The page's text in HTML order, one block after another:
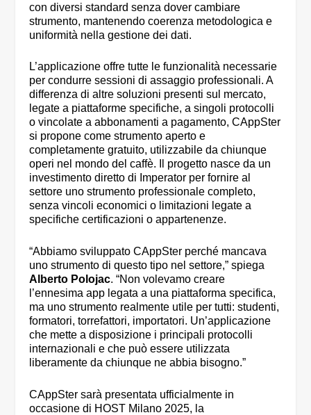
con diversi standard senza dover cambiare
strumento, mantenendo coerenza metodologica e
uniformità nella gestione dei dati.
L’applicazione offre tutte le funzionalità necessarie
per condurre sessioni di assaggio professionali. A
differenza di altre soluzioni presenti sul mercato,
legate a piattaforme specifiche, a singoli protocolli
o vincolate a abbonamenti a pagamento, CAppSter
si propone come strumento aperto e
completamente gratuito, utilizzabile da chiunque
operi nel mondo del caffè. Il progetto nasce da un
investimento diretto di Imperator per fornire al
settore uno strumento professionale completo,
senza vincoli economici o limitazioni legate a
specifiche certificazioni o appartenenze.
“Abbiamo sviluppato CAppSter perché mancava
uno strumento di questo tipo nel settore,” spiega
Alberto Polojac. “Non volevamo creare
l’ennesima app legata a una piattaforma specifica,
ma uno strumento realmente utile per tutti: studenti,
formatori, torrefattori, importatori. Un’applicazione
che mette a disposizione i principali protocolli
internazionali e che può essere utilizzata
liberamente da chiunque ne abbia bisogno.”
CAppSter sarà presentata ufficialmente in
occasione di HOST Milano 2025, la